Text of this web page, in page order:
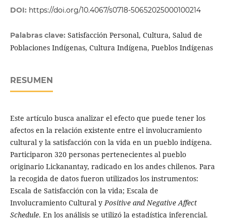
DOI: https://doi.org/10.4067/s0718-50652025000100214
Palabras clave: Satisfacción Personal, Cultura, Salud de
Poblaciones Indígenas, Cultura Indígena, Pueblos Indígenas
RESUMEN
Este artículo busca analizar el efecto que puede tener los
afectos en la relación existente entre el involucramiento
cultural y la satisfacción con la vida en un pueblo indígena.
Participaron 320 personas pertenecientes al pueblo
originario Lickanantay, radicado en los andes chilenos. Para
la recogida de datos fueron utilizados los instrumentos:
Escala de Satisfacción con la vida; Escala de
Involucramiento Cultural y Positive and Negative Affect
Schedule. En los análisis se utilizó la estadística inferencial.